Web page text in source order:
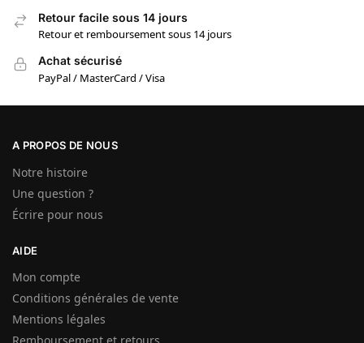
Retour facile sous 14 jours
Retour et remboursement sous 14 jours
Achat sécurisé
PayPal / MasterCard / Visa
A PROPOS DE NOUS
Notre histoire
Une question ?
Écrire pour nous
AIDE
Mon compte
Conditions générales de vente
Mentions légales